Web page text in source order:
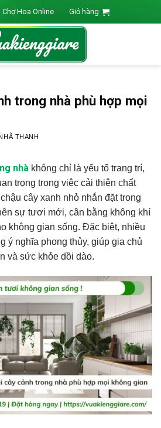
Hoa Online Giỏ hàng
trong nhà phù hợp mọi
THANH
nhà không chỉ là yếu tố trang trí,
trọng trong việc cải thiện chất
cây xanh nhỏ nhắn đặt trong
sự tươi mới, cân bằng không khí
không gian sống. Đặc biệt, nhiều
ý nghĩa phong thủy, giúp gia chủ
và sức khỏe dồi dào.